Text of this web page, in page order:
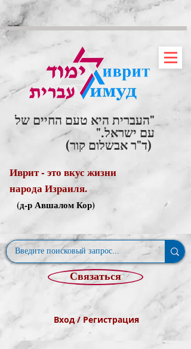
"העברית היא טעם החיים של
עם ישראל."
(ד"ר אבשלום קור)
Иврит - это вкус жизни
народа Израиля.
(д-р Авшалом Кор)
Связаться
Вход / Регистрация